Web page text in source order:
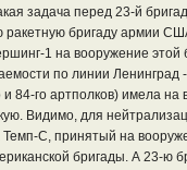
задача перед 23-й
бригаду армии
1 на вооружение
по линии
84-го артполков) имела
Видимо, для
С, принятый на
бригады. А 23-ю